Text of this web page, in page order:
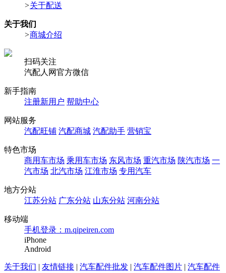
>关于配送
关于我们
>商城介绍
扫码关注
汽配人网官方微信
新手指南
注册新用户 帮助中心
网站服务
汽配旺铺 汽配商城 汽配助手 营销宝
特色市场
商用车市场 乘用车市场 东风市场 重汽市场 陕汽市场 一
汽市场 北汽市场 江淮市场 专用汽车
地方分站
江苏分站 广东分站 山东分站 河南分站
移动端
手机登录：m.qipeiren.com
iPhone
Android
关于我们 | 友情链接 | 汽车配件批发 | 汽车配件图片 | 汽车配件